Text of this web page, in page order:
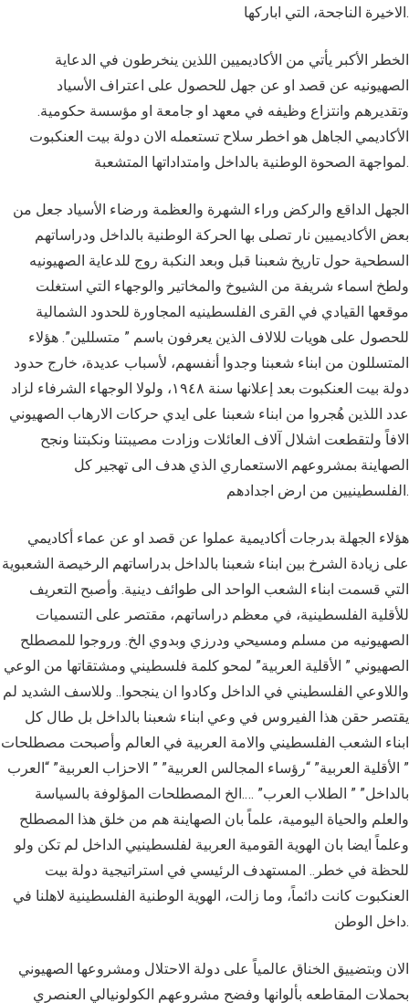
الاخيرة الناجحة، التي اباركها.
الخطر الأكبر يأتي من الأكاديميين اللذين ينخرطون في الدعاية
الصهيونيه عن قصد او عن جهل للحصول على اعتراف الأسياد
وتقديرهم وانتزاع وظيفه في معهد او جامعة او مؤسسة حكومية.
الأكاديمي الجاهل هو اخطر سلاح تستعمله الان دولة بيت العنكبوت
لمواجهة الصحوة الوطنية بالداخل وامتداداتها المتشعبة.
الجهل الداقع والركض وراء الشهرة والعظمة ورضاء الأسياد جعل من
بعض الأكاديميين نار تصلى بها الحركة الوطنية بالداخل ودراساتهم
السطحية حول تاريخ شعبنا قبل وبعد النكبة روج للدعاية الصهيونيه
ولطخ اسماء شريفة من الشيوخ والمخاتير والوجهاء التي استغلت
موقعها القيادي في القرى الفلسطينيه المجاورة للحدود الشمالية
للحصول على هويات للالاف الذين يعرفون باسم ” متسللين”. هؤلاء
المتسللون من ابناء شعبنا وجدوا أنفسهم، لأسباب عديدة، خارج حدود
دولة بيت العنكبوت بعد إعلانها سنة ١٩٤٨، ولولا الوجهاء الشرفاء لزاد
عدد اللذين هُجروا من ابناء شعبنا على ايدي حركات الارهاب الصهيوني
الافاً ولتقطعت اشلال آلاف العائلات وزادت مصيبتنا ونكبتنا ونجح
الصهاينة بمشروعهم الاستعماري الذي هدف الى تهجير كل
الفلسطينيين من ارض اجدادهم.
هؤلاء الجهلة بدرجات أكاديمية عملوا عن قصد او عن عماء أكاديمي
على زيادة الشرخ بين ابناء شعبنا بالداخل بدراساتهم الرخيصة الشعبوية
التي قسمت ابناء الشعب الواحد الى طوائف دينية. وأصبح التعريف
للأقلية الفلسطينية، في معظم دراساتهم، مقتصر على التسميات
الصهيونيه من مسلم ومسيحي ودرزي وبدوي الخ. وروجوا للمصطلح
الصهيوني ” الأقلية العربية” لمحو كلمة فلسطيني ومشتقاتها من الوعي
واللاوعي الفلسطيني في الداخل وكادوا ان ينجحوا.. وللاسف الشديد لم
يقتصر حقن هذا الفيروس في وعي ابناء شعبنا بالداخل بل طال كل
ابناء الشعب الفلسطيني والامة العربية في العالم وأصبحت مصطلحات
” الأقلية العربية” “رؤساء المجالس العربية” ” الاحزاب العربية” “العرب
بالداخل” ” الطلاب العرب” ….الخ المصطلحات المؤلوفة بالسياسة
والعلم والحياة اليومية، علماً بان الصهاينة هم من خلق هذا المصطلح
وعلماً ايضا بان الهوية القومية العربية لفلسطينيي الداخل لم تكن ولو
للحظة في خطر.. المستهدف الرئيسي في استراتيجية دولة بيت
العنكبوت كانت دائماً، وما زالت، الهوية الوطنية الفلسطينية لاهلنا في
داخل الوطن.
الان وبتضييق الخناق عالمياً على دولة الاحتلال ومشروعها الصهيوني
بحملات المقاطعه بألوانها وفضح مشروعهم الكولونيالي العنصري